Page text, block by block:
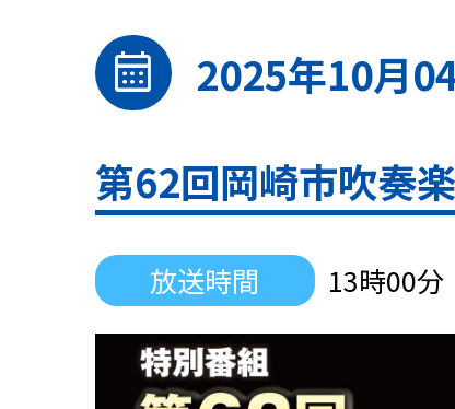
calendar_month
2025年10月
第62回岡崎市吹奏
放送時間 13時00分